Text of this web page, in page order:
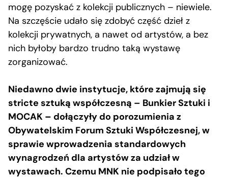
mogę pozyskać z kolekcji publicznych – niewiele.
Na szczęście udało się zdobyć część dzieł z
kolekcji prywatnych, a nawet od artystów, a bez
nich byłoby bardzo trudno taką wystawę
zorganizować.
Niedawno dwie instytucje, które zajmują się
stricte sztuką współczesną – Bunkier Sztuki i
MOCAK – dołączyły do porozumienia z
Obywatelskim Forum Sztuki Współczesnej, w
sprawie wprowadzenia standardowych
wynagrodzeń dla artystów za udział w
wystawach. Czemu MNK nie podpisało tego